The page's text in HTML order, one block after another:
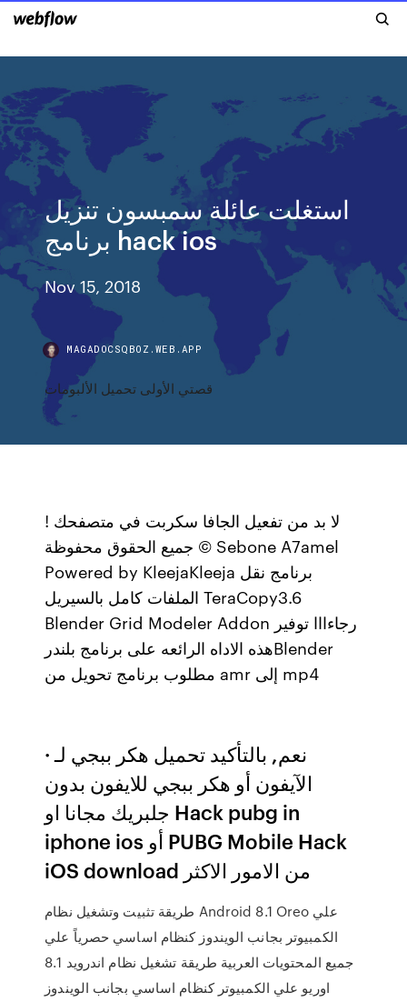
استغلت عائلة سمبسون تنزيل
برنامج hack ios
Nov 15, 2018
MAGADOCSQBOZ.WEB.APP
قصتي الأولى تحميل الألبومات
لا بد من تفعيل الجافا سكربت في متصفحك !
جميع الحقوق محفوظة © Sebone A7amel
Powered by KleejaKleeja برنامج نقل
الملفات كامل بالسيريل TeraCopy3.6
Blender Grid Modeler Addon رجاءااا توفير
هذه الاداه الرائعه على برنامج بلندرBlender
مطلوب برنامج تحويل من amr إلى mp4
· نعم, بالتأكيد تحميل هكر ببجي لـ
الآيفون أو هكر ببجي للايفون بدون
جلبريك مجانا او Hack pubg in
iphone ios أو PUBG Mobile Hack
طريقة تثبيت وتشغيل نظام Android 8.1 Oreo علي
الكمبيوتر بجانب الويندوز كنظام اساسي حصرياً علي
جميع المحتويات العربية طريقة تشغيل نظام اندرويد 8.1
اوريو علي الكمبيوتر كنظام اساسي بجانب الويندوز